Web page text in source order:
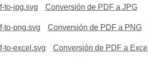
to-jpg.svg Conversión de PDF a JPG
to-png.svg Conversión de PDF a PNG
to-excel.svg Conversión de PDF a Excel